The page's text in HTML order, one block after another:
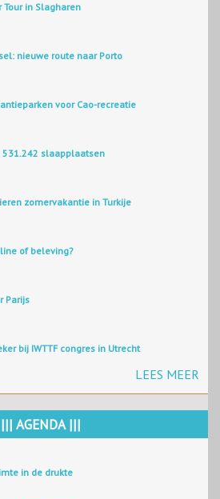
Tour in Slagharen
nieuwe route naar Porto
voor Cao-recreatie
531.242 slaapplaatsen
zomervakantie in Turkije
of beleving?
Parijs
bij IWTTF congres in Utrecht
LEES MEER
||| AGENDA |||
in de drukte